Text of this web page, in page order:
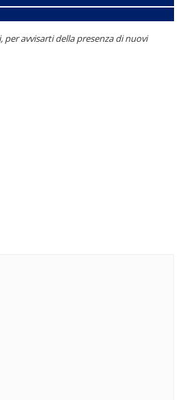
avvisarti della presenza di nuovi